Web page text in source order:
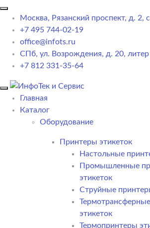
Москва, Рязанский проспект, д. 2,
+7 495 744-02-19
office@infots.ru
СПб, ул. Возрождения, д. 20, литер
+7 812 331-35-64
Главная
Каталог
Оборудование
Принтеры этикеток
Настольные
Промышленные
этикеток
Струйные
этикеток
Термопринтеры